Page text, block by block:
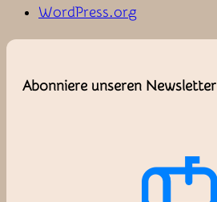
WordPress.org
Abonniere unseren Newsletter